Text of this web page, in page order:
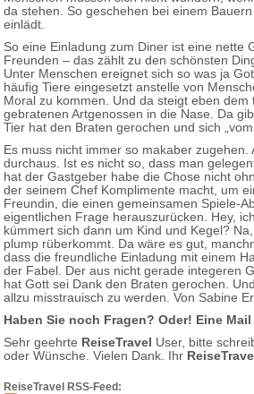
da stehen. So geschehen bei einem
einlädt.
So eine Einladung zum Diner ist eine nette
Freunden – das zählt zu den schönsten
Unter Menschen ereignet sich so was ja
häufig Tiere eingesetzt anstelle von
Moral zu kommen. Und da steigt eben
gebratenen Artgenossen in die Nase. Da
Tier hat den Braten gerochen und sich „vom
Es muss nicht immer so makaber
durchaus. Ist es nicht so, dass man
hat der Gastgeber habe die Chose nicht
der seinem Chef Komplimente macht, um
Freundin, die einen gemeinsamen Spiele-
eigentlichen Frage herauszurücken. Hey,
kümmert sich dann um Kind und Kegel?
plump rüberkommt. Da wäre es gut,
dass die freundliche Einladung mit einem
der Fabel. Der aus nicht gerade integeren
hat Gott sei Dank den Braten gerochen.
allzu misstrauisch zu werden. Von Sabine
Haben Sie noch Fragen? Oder! Eine
Sehr geehrte ReiseTravel User, bitte
oder Wünsche. Vielen Dank. Ihr
ReiseTravel RSS-Feed: